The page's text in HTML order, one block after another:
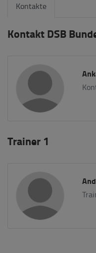
Kontakte
Kontakt DSB
Trainer 1